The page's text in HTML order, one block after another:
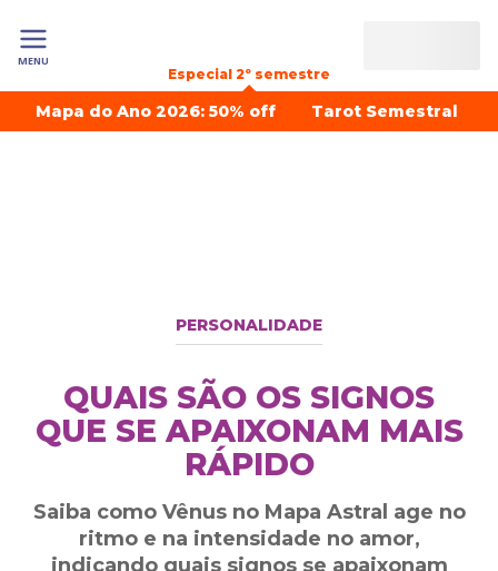
MENU
Especial 2º semestre
Mapa do Ano 2026: 50% off Tarot Semestral
PERSONALIDADE
QUAIS SÃO OS SIGNOS
QUE SE APAIXONAM MAIS
RÁPIDO
Saiba como Vênus no Mapa Astral age no
ritmo e na intensidade no amor,
indicando quais signos se apaixonam